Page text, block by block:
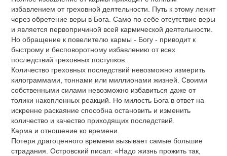
избавлением от греховной деятельности. Путь к этому лежит
через обретение веры в Бога. Само по себе отсутствие веры
и является первопричиной всей кармической деятельности.
Но обращение к повелителю кармы - Богу - приводит к
быстрому и бесповоротному избавлению от всех
последствий греховных поступков.
Количество греховных последствий невозможно измерить
килограммами, тоннами или миллионами жизней. Своими
собственными силами невозможно избавиться даже от
толики накопленных реакций. Но милость Бога в ответ на
искренне раскаяние способна остановить и изменить
количество и качество приходящих последствий.
Карма и отношение ко времени.
Потеря драгоценного времени вызывает самые большие
страдания. Островский писал: «Надо жизнь прожить так,